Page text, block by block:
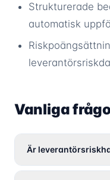
Strukturerade
automatisk
Vanliga
Är